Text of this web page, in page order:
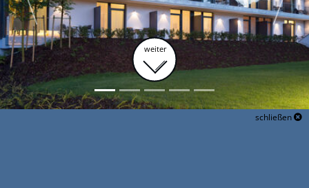
weiter
schließen